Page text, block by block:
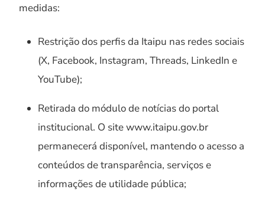
medidas:
Restrição dos perfis da Itaipu nas redes sociais
(X, Facebook, Instagram, Threads, LinkedIn e
YouTube);
Retirada do módulo de notícias do portal
institucional. O site www.itaipu.gov.br
permanecerá disponível, mantendo o acesso a
conteúdos de transparência, serviços e
informações de utilidade pública;